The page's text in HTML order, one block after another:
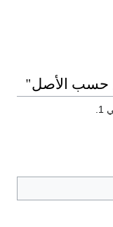
حسب الأصل"